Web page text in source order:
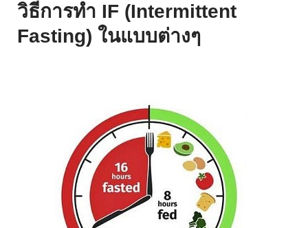
วิธีการทำ IF (Intermittent
Fasting) ในแบบต่างๆ